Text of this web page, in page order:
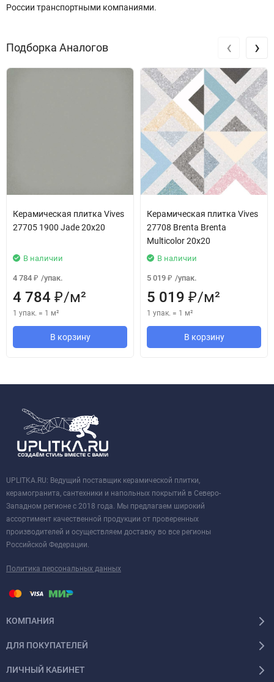
России транспортными компаниями.
Подборка Аналогов
Керамическая плитка Vives
27705 1900 Jade 20x20
В наличии
4 784 ₽ /упак.
4 784 ₽/м²
1 упак. = 1 м²
В корзину
Керамическая плитка Vives
27708 Brenta Brenta
Multicolor 20x20
В наличии
5 019 ₽ /упак.
5 019 ₽/м²
1 упак. = 1 м²
В корзину
‹ ›
UPLITKA.RU: Ведущий поставщик керамической плитки,
керамогранита, сантехники и напольных покрытий в Северо-
Западном регионе с 2018 года. Мы предлагаем широкий
ассортимент качественной продукции от проверенных
производителей и осуществляем доставку во все регионы
Российской Федерации.
Политика персональных данных
КОМПАНИЯ
ДЛЯ ПОКУПАТЕЛЕЙ
ЛИЧНЫЙ КАБИНЕТ